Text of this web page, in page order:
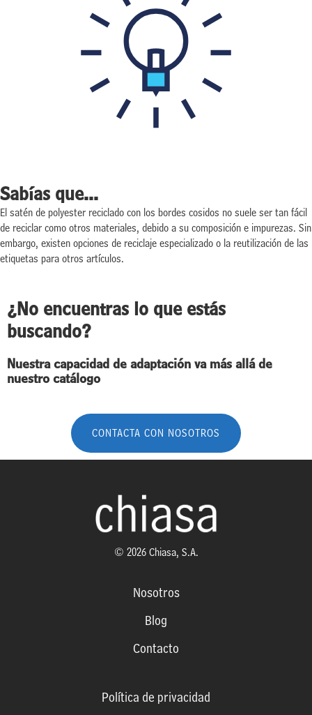
Sabías que...
El satén de polyester reciclado con los bordes cosidos no suele ser tan fácil
de reciclar como otros materiales, debido a su composición e impurezas. Sin
embargo, existen opciones de reciclaje especializado o la reutilización de las
etiquetas para otros artículos.
¿No encuentras lo que estás
buscando?
Nuestra capacidad de adaptación va más allá de
nuestro catálogo
CONTACTA CON NOSOTROS
© 2026 Chiasa, S.A.
Nosotros
Blog
Contacto
Política de privacidad